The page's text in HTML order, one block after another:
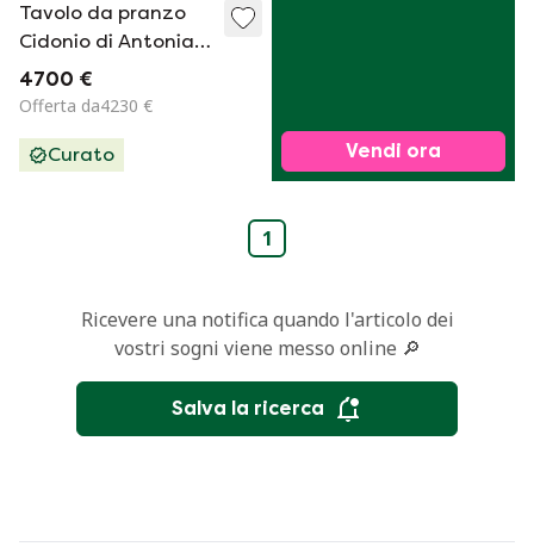
Tavolo da pranzo
Cidonio di Antonia
Astori per Driade,
Italia, anni '70
4700 €
Offerta da4230 €
Curato Vendi ora
1
Ricevere una notifica quando l'articolo dei
vostri sogni viene messo online 🔎
Salva la ricerca